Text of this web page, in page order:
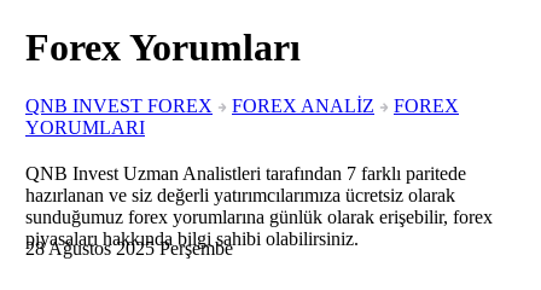
Forex Yorumları
QNB INVEST FOREX FOREX ANALİZ
FOREX
YORUMLARI
QNB Invest Uzman Analistleri tarafından 7 farklı paritede
hazırlanan ve siz değerli yatırımcılarımıza ücretsiz olarak
sunduğumuz forex yorumlarına günlük olarak erişebilir, forex
piyasaları hakkında bilgi sahibi olabilirsiniz.
28Ağustos2025Perşembe